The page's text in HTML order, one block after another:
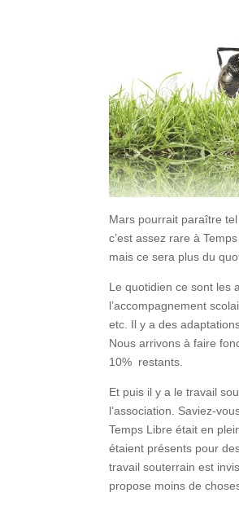
Mars pourrait paraître tel
c’est assez rare à
mais ce sera plus du
Le quotidien ce sont les
l’accompagnement
etc. Il y a des
Nous arrivons à faire
10% restants.
Et puis il y a le travail
l’association. Saviez-
Temps Libre était en
étaient présents pour
travail souterrain est
propose moins de